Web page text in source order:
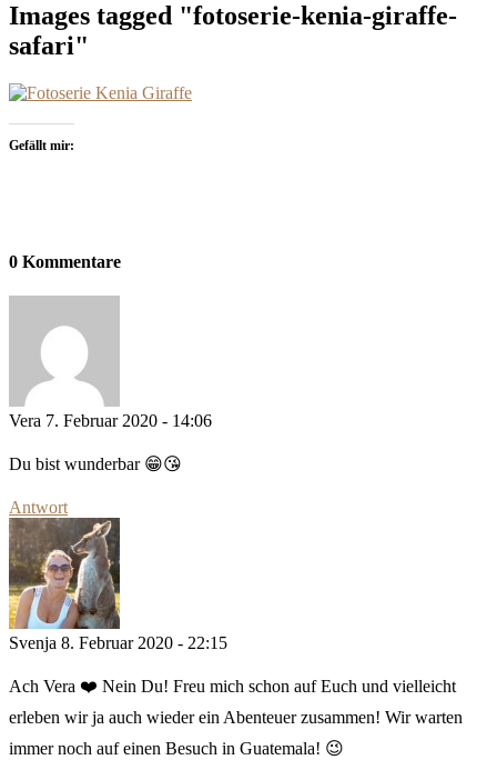
Images tagged "fotoserie-kenia-giraffe-
safari"
Gefällt mir:
0 Kommentare
Vera 7. Februar 2020 - 14:06
Du bist wunderbar 😁😘
Antwort
Svenja 8. Februar 2020 - 22:15
Ach Vera ❤️ Nein Du! Freu mich schon auf Euch und vielleicht
erleben wir ja auch wieder ein Abenteuer zusammen! Wir warten
immer noch auf einen Besuch in Guatemala! 😉